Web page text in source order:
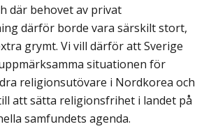
där behovet av privat
därför borde vara särskilt stort,
grymt. Vi vill därför att Sverige
situationen för
religionsutövare i Nordkorea och
att sätta religionsfrihet i landet på
samfundets agenda.